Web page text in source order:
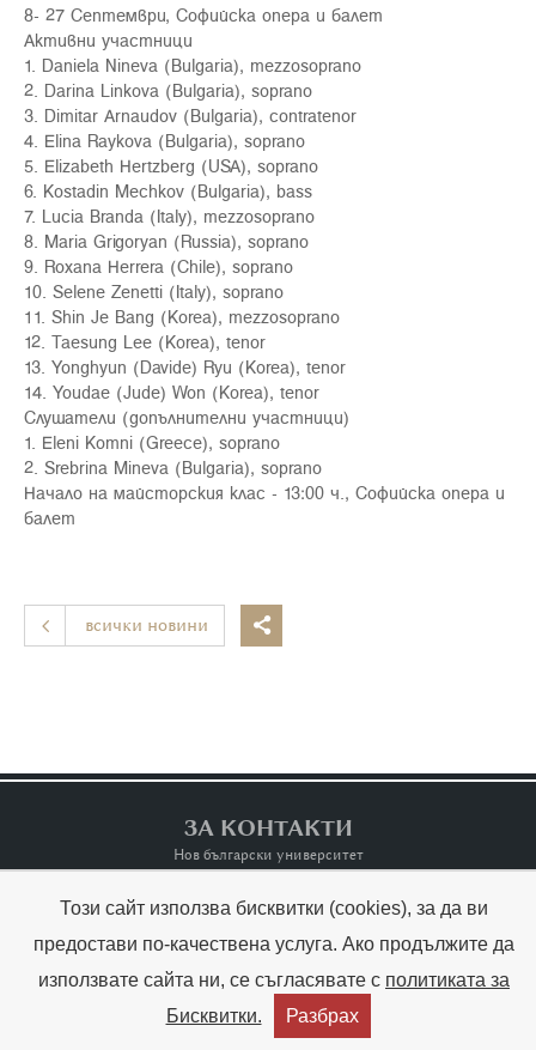
8- 27 Септември, Софийска опера и балет
Активни участници
1. Daniela Nineva (Bulgaria), mezzosoprano
2. Darina Linkova (Bulgaria), soprano
3. Dimitar Arnaudov (Bulgaria), contratenor
4. Elina Raykova (Bulgaria), soprano
5. Elizabeth Hertzberg (USA), soprano
6. Kostadin Mechkov (Bulgaria), bass
7. Lucia Branda (Italy), mezzosoprano
8. Maria Grigoryan (Russia), soprano
9. Roxana Herrera (Chile), soprano
10. Selene Zenetti (Italy), soprano
11. Shin Je Bang (Korea), mezzosoprano
12. Taesung Lee (Korea), tenor
13. Yonghyun (Davide) Ryu (Korea), tenor
14. Youdae (Jude) Won (Korea), tenor
Слушатели (допълнителни участници)
1. Eleni Komni (Greece), soprano
2. Srebrina Mineva (Bulgaria), soprano
Начало на майсторския клас - 13:00 ч., Софийска опера и
балет
всички новини 
ЗА КОНТАКТИ
Нов български университет
Контакти Terms of Use
Copyright © Raina Kabaivanska & NBU
  Created by:THE MAGS
Този сайт използва бисквитки (cookies), за да ви
предостави по-качествена услуга. Ако продължите да
използвате сайта ни, се съгласявате с политиката за
Бисквитки.
Разбрах